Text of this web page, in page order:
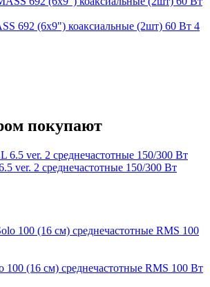
692 (6x9") коаксиальные (2шт) 60 Вт 4
покупают
ver. 2 среднечастотные 150/300 Вт
100 (16 см) среднечастотные RMS 100 Вт